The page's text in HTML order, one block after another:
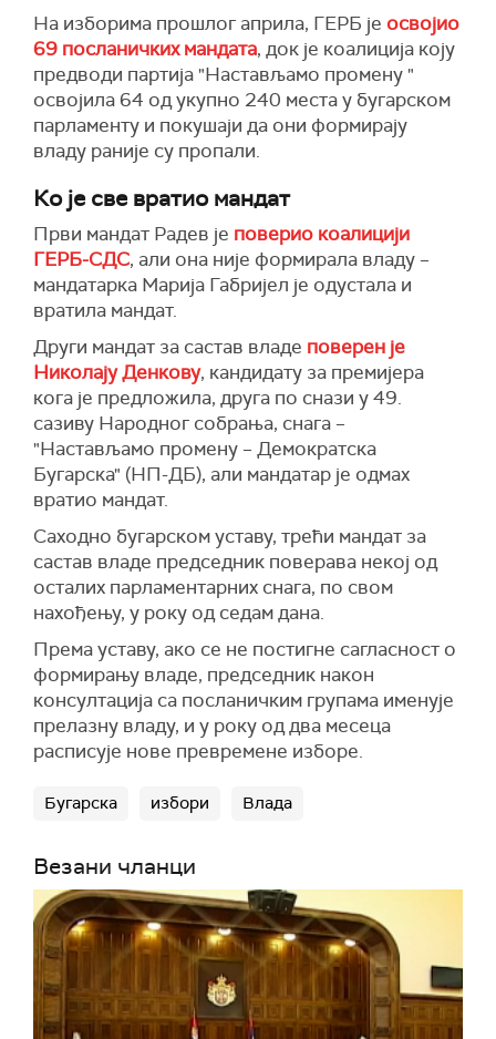
На изборима прошлог априла, ГЕРБ је освојио
69 посланичких мандата, док је коалиција коју
предводи партија "Настављамо промену "
освојила 64 од укупно 240 места у бугарском
парламенту и покушаји да они формирају
владу раније су пропали.
Ко је све вратио мандат
Први мандат Радев је поверио коалицији
ГЕРБ-СДС, али она није формирала владу –
мандатарка Марија Габријел је одустала и
вратила мандат.
Други мандат за састав владе поверен је
Николају Денкову, кандидату за премијера
кога је предложила, друга по снази у 49.
сазиву Народног собрања, снага –
"Настављамо промену – Демократска
Бугарска" (НП-ДБ), али мандатар је одмах
вратио мандат.
Саходно бугарском уставу, трећи мандат за
састав владе председник поверава некој од
осталих парламентарних снага, по свом
нахођењу, у року од седам дана.
Према уставу, ако се не постигне сагласност о
формирању владе, председник након
консултација са посланичким групама именује
прелазну владу, и у року од два месеца
расписује нове превремене изборе.
Бугарска избори Влада
Везани чланци